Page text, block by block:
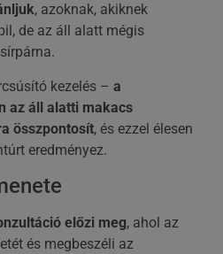
, azoknak, akiknek
de az áll alatt mégis
kezelés – a
az áll alatti makacs
összpontosít, és ezzel élesen
eredményez.
előzi meg, ahol az
és megbeszéli az